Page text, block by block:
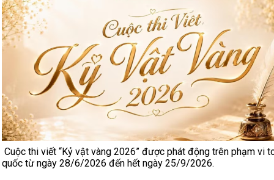
Cuộc thi viết “Kỷ vật vàng 2026” được phát động trên phạm vi
quốc từ ngày 28/6/2026 đến hết ngày 25/9/2026.